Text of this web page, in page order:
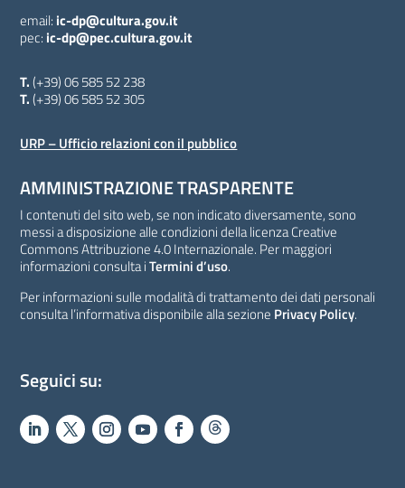
email: ic-dp@cultura.gov.it
pec: ic-dp@pec.cultura.gov.it
T.(+39) 06 585 52 238
T.(+39) 06 585 52 305
URP – Ufficio relazioni con il pubblico
AMMINISTRAZIONE TRASPARENTE
I contenuti del sito web, se non indicato diversamente, sono
messi a disposizione alle condizioni della licenza Creative
Commons Attribuzione 4.0 Internazionale. Per maggiori
informazioni consulta iTermini d’uso.
Per informazioni sulle modalità di trattamento dei dati personali
consulta l’informativa disponibile alla sezione Privacy Policy.
Seguici su: